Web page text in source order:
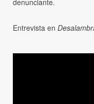
Entrevista en